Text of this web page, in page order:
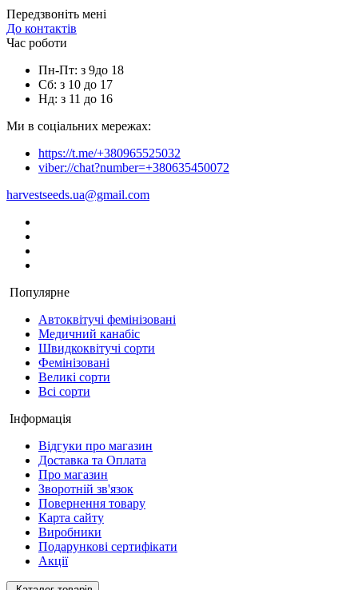
Передзвоніть мені
До контактів
Час роботи
Пн-Пт: з 9до 18
Сб: з 10 до 17
Нд: з 11 до 16
Ми в соціальних мережах:
https://t.me/+380965525032
viber://chat?number=+380635450072
harvestseeds.ua@gmail.com
Популярне
Автоквітучі фемінізовані
Медичний канабіс
Швидкоквітучі сорти
Фемінізовані
Великі сорти
Всі сорти
Інформація
Відгуки про магазин
Доставка та Оплата
Про магазин
Зворотній зв'язок
Повернення товару
Карта сайту
Виробники
Подарункові сертифікати
Акції